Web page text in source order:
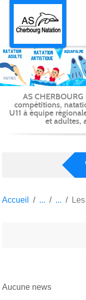
AS
compétitions,
U11 à équipe
et adultes,
Accueil
Aucune news
Panneau de gestion